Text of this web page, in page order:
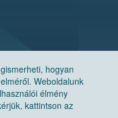
hogyan
Weboldalunk
élmény
kattintson az